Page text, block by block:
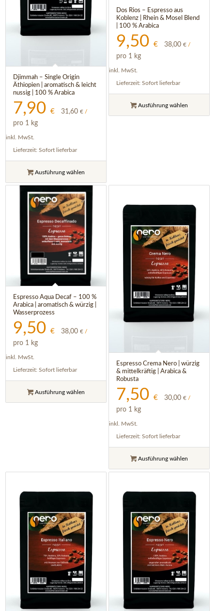
Djimmah – Single Origin
Äthiopien | aromatisch & leicht
nussig | 100 % Arabica
7,90€ 31,60€ /
pro 1 kg
inkl. MwSt.
Lieferzeit:Sofort lieferbar
Ausführung wählen
Dos Rios – Espresso aus
Koblenz | Rhein & Mosel Blend
| 100 % Arabica
9,50 € 38,00 €/
pro 1 kg
inkl. MwSt.
Lieferzeit: Sofort lieferbar
Ausführung wählen
Espresso Aqua Decaf – 100 %
Arabica | aromatisch & würzig |
Wasserprozess
9,50€ 38,00€ /
pro 1 kg
inkl. MwSt.
Lieferzeit:Sofort lieferbar
Ausführung wählen
Espresso Crema Nero | würzig
& mittelkräftig | Arabica &
Robusta
7,50 € 30,00 €/
pro 1 kg
inkl. MwSt.
Lieferzeit: Sofort lieferbar
Ausführung wählen